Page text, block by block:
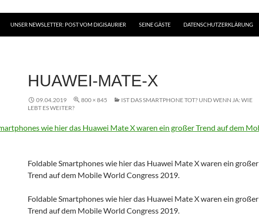
UNSER NEWSLETTER: POST VOM DIGISAURIER SEINE GÄSTE DATENSCHUTZERKLÄRUNG
HUAWEI-MATE-X
09.04.2019 800 × 845
IST DAS SMARTPHONE TOT? UND WENN JA: WIE
LEBT ES WEITER?
Foldable Smartphones wie hier das Huawei Mate X waren ein großer
Trend auf dem Mobile World Congress 2019.
Foldable Smartphones wie hier das Huawei Mate X waren ein großer
Trend auf dem Mobile World Congress 2019.